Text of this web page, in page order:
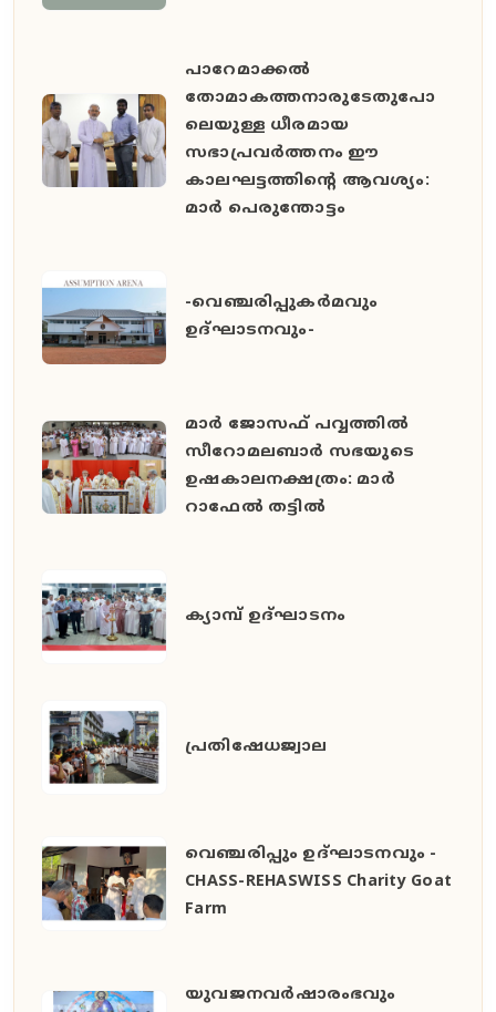
പാറേമാക്കൽ
തോമാകത്തനാരുടേതുപോ
ലെയുള്ള ധീരമായ
സഭാപ്രവർത്തനം ഈ
കാലഘട്ടത്തിൻ്റെ ആവശ്യം:
മാർ പെരുന്തോട്ടം
-വെഞ്ചരിപ്പുകർമവും
ഉദ്ഘാടനവും-
മാർ ജോസഫ് പവ്വത്തിൽ
സീറോമലബാർ സഭയുടെ
ഉഷകാലനക്ഷത്രം: മാർ
റാഫേൽ തട്ടിൽ
ക്യാമ്പ് ഉദ്ഘാടനം
പ്രതിഷേധജ്വാല
വെഞ്ചരിപ്പും ഉദ്ഘാടനവും -
CHASS-REHASWISS Charity Goat
Farm
യുവജനവർഷാരംഭവും